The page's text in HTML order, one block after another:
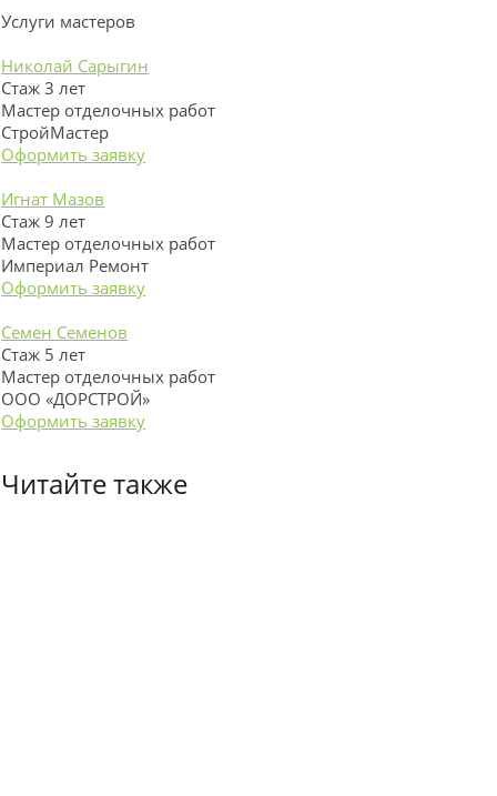
Услуги мастеров
Николай Сарыгин
Стаж 3 лет
Мастер отделочных работ
СтройМастер
Оформить заявку
Игнат Мазов
Стаж 9 лет
Мастер отделочных работ
Империал Ремонт
Оформить заявку
Семен Семенов
Стаж 5 лет
Мастер отделочных работ
ООО «ДОРСТРОЙ»
Оформить заявку
Читайте также